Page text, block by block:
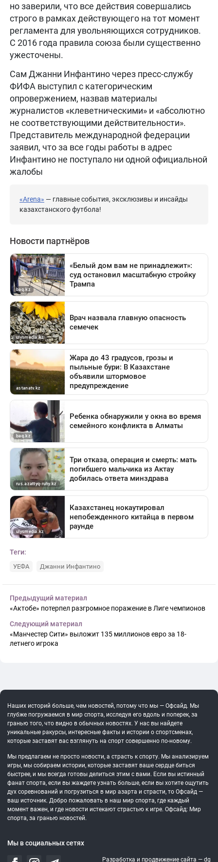
но заверили, что все действия совершались
строго в рамках действующего на тот момент
регламента для увольняющихся сотрудников.
С 2016 года правила союза были существенно
ужесточены.
Сам Джанни Инфантино через пресс-службу
ФИФА выступил с категорическим
опровержением, назвав материалы
журналистов «клеветническими» и «абсолютно
не соответствующими действительности».
Представитель международной федерации
заявил, что за все годы работы в адрес
Инфантино не поступало ни одной официальной
жалобы
«Arena» — главные события, эксклюзивы и инсайды
казахстанского футбола!
Теги:
УЕФА Джанни Инфантино
Предыдущий материал
«Актобе» потерпел разгромное поражение в Лиге чемпионов
Следующий материал
«Манчестер Сити» выложит 135 миллионов евро за 18-
летнего игрока
Наших историй больше, чем новостей, потому что мы — Офсайд. Мы
глубже погружаемся в мир спорта, исследуя его вдоль и поперек, за
гранью того, что видно в обычных новостях. У нас вы найдете
уникальные ракурсы, интересные факты и истории о спортсменах,
которые заставят вас взглянуть на спорт совершенно по-новому.
Мы предлагаем не просто новости, а страсть к спорту. Мы анализируем
игры, мы собираем истории, которые заставят ваше сердце биться
быстрее, и мы всегда готовы делиться этим с вами. Если вы истинный
фанат спорта, если вы жаждете узнать больше, если вы хотите ощутить
дух соревнований и погрузиться в мир азарта и страсти, то Офсайд —
ваш источник. Добро пожаловать в наш мир спорта, где каждый
момент важен, и где новости истекают страстью к игре. Офсайд: Мир
спорта, за гранью новостей.
Мы в социальных сетях
Разработка и продвижение сайта — dg